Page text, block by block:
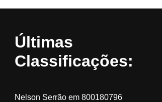
Últimas
Classificações:
Nelson Serrão em 800180796